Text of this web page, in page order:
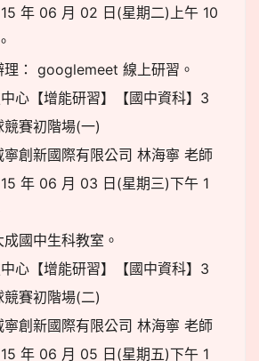
年 06 月 02 日(星期二)上午 10
： googlemeet 線上研習。
心【增能研習】【國中資科】3
賽初階場(一)
新國際有限公司 林海寧 老師
年 06 月 03 日(星期三)下午 1
國中生科教室。
心【增能研習】【國中資科】3
賽初階場(二)
新國際有限公司 林海寧 老師
年 06 月 05 日(星期五)下午 1